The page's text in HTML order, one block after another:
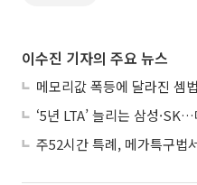
이수진 기자의 주요 뉴스